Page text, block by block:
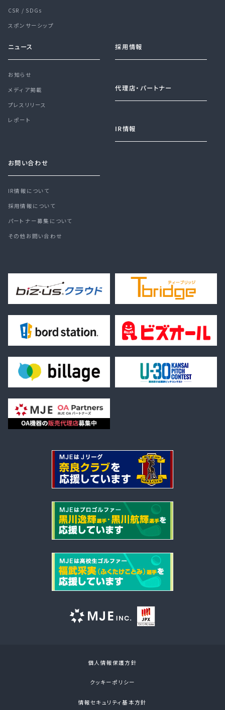
CSR / SDGs
スポンサーシップ
ニュース
お知らせ
メディア掲載
プレスリリース
レポート
採用情報
代理店・パートナー
IR情報
お問い合わせ
IR情報について
採用情報について
パートナー募集について
その他お問い合わせ
個人情報保護方針
クッキーポリシー
情報セキュリティ基本方針